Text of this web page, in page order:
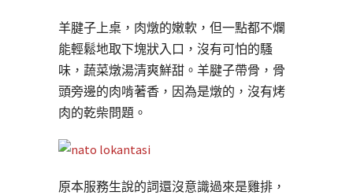
羊腱子上桌，肉燉的嫩軟，但一點都不爛
能輕鬆地取下塊狀入口，沒有可怕的騷
味，蔬菜燉湯清爽鮮甜。羊腱子帶骨，骨
頭旁邊的肉啃著香，因為是燉的，沒有烤
肉的乾柴問題。
原本服務生說的詞還沒意識過來是雞排，